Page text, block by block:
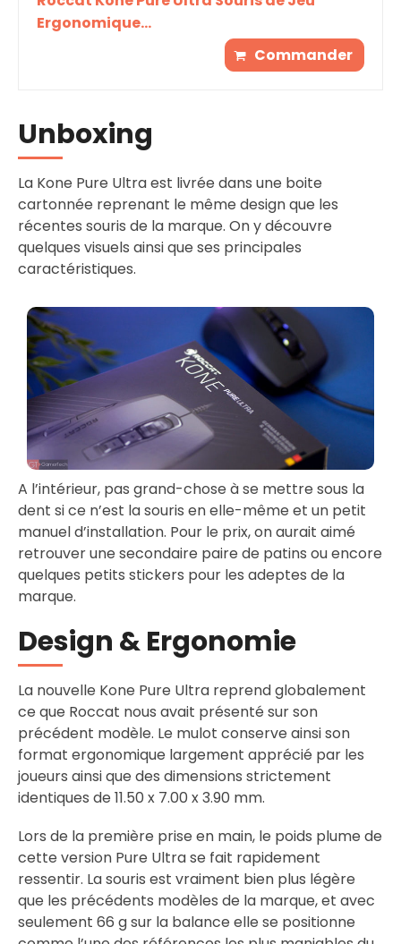
Ergonomique...
Commander
Unboxing
La Kone Pure Ultra est livrée dans une boite
cartonnée reprenant le même design que les
récentes souris de la marque. On y découvre
quelques visuels ainsi que ses principales
caractéristiques.
A l’intérieur, pas grand-chose à se mettre sous la
dent si ce n’est la souris en elle-même et un petit
manuel d’installation. Pour le prix, on aurait aimé
retrouver une secondaire paire de patins ou encore
quelques petits stickers pour les adeptes de la
marque.
Design & Ergonomie
La nouvelle Kone Pure Ultra reprend globalement
ce que Roccat nous avait présenté sur son
précédent modèle. Le mulot conserve ainsi son
format ergonomique largement apprécié par les
joueurs ainsi que des dimensions strictement
identiques de 11.50 x 7.00 x 3.90 mm.
Lors de la première prise en main, le poids plume de
cette version Pure Ultra se fait rapidement
ressentir. La souris est vraiment bien plus légère
que les précédents modèles de la marque, et avec
seulement 66 g sur la balance elle se positionne